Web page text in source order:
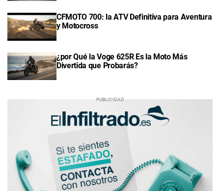
CFMOTO 700: la ATV Definitiva para Aventura
y Motocross
¿por Qué la Voge 625R Es la Moto Más
Divertida que Probarás?